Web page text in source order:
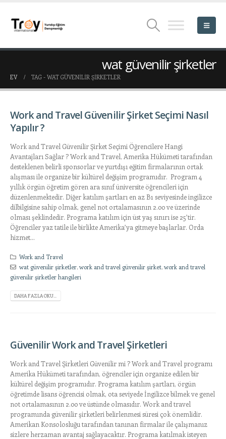
wat güvenilir şirketler
EV TAG - WAT GÜVENILIR ŞIRKETLER
Work and Travel Güvenilir Şirket Seçimi Nasıl
Yapılır ?
Work and Travel Güvenilir Şirket Seçimi Öğrencilere Hangi
Avantajları Sağlar ? Work and Travel, Amerika Hükümeti tarafından
desteklenen belirli sponsorlar ve yurtdışı eğitim firmalarının ortak
alışması ile organize bir kültürel değişim programıdır. Program 4
yıllık örgün öğretim gören ara sınıf üniversite öğrencileri için
düzenlenmektedir. Diğer katılım şartları en az B1 seviyesinde ingilizce
dilbilgisine sahip olmak, genel not ortalamasının 2.00 ve üzerinde
olması şeklindedir. Programa katılım için üst yaş sınırı ise 25’tir.
Öğrenciler yaz tatile ile birlikte Amerika’ya gitmeye başlarlar. Orda
hizmet...
Work and Travel
wat güvenilir şirketler,work and travel güvenilir şirket,work and travel
güvenilir şirketler hangileri
DAHA FAZLA OKU...
Güvenilir Work and Travel Şirketleri
Work and Travel Şirketleri Güvenilir mi ? Work and Travel programı
Amerika Hükümeti tarafından, öğrenciler için organize edilen bir
kültürel değişim programıdır. Programa katılım şartları, örgün
öğretimde lisans öğrencisi olmak, ota seviyede İngilizce bilmek ve genel
not ortalamasının 2.00 ve üstünde olmasıdır. Work and travel
programında güvenilir şirketleri belirlenmesi süresi çok önemlidir.
Amerikan Konsolosluğu tarafından tanınan firmalar ile çalışmanız
sizlere herzaman avantaj sağlayacaktır. Programa katılmak isteyen